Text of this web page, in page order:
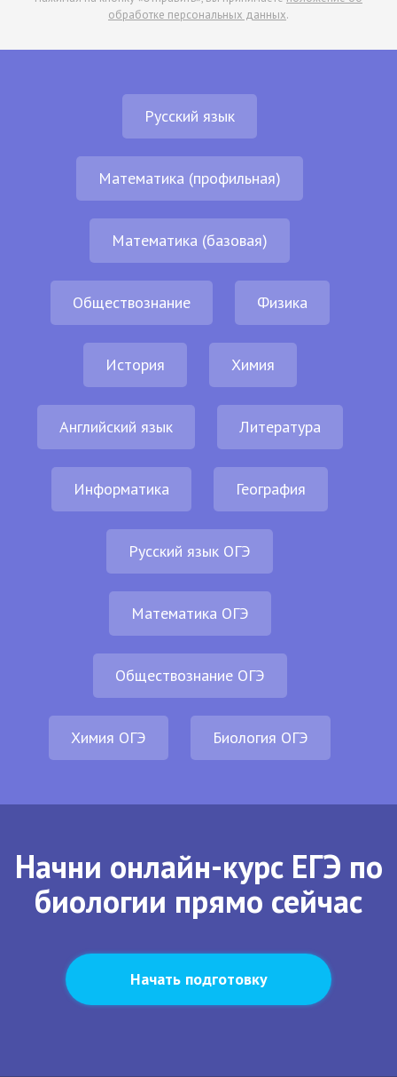
обработке персональных данных.
Русский язык
Математика (профильная)
Математика (базовая)
Обществознание Физика
История Химия
Английский язык Литература
Информатика География
Русский язык ОГЭ
Математика ОГЭ
Обществознание ОГЭ
Химия ОГЭ Биология ОГЭ
Начни онлайн-курс ЕГЭ по
биологии прямо сейчас
Начать подготовку